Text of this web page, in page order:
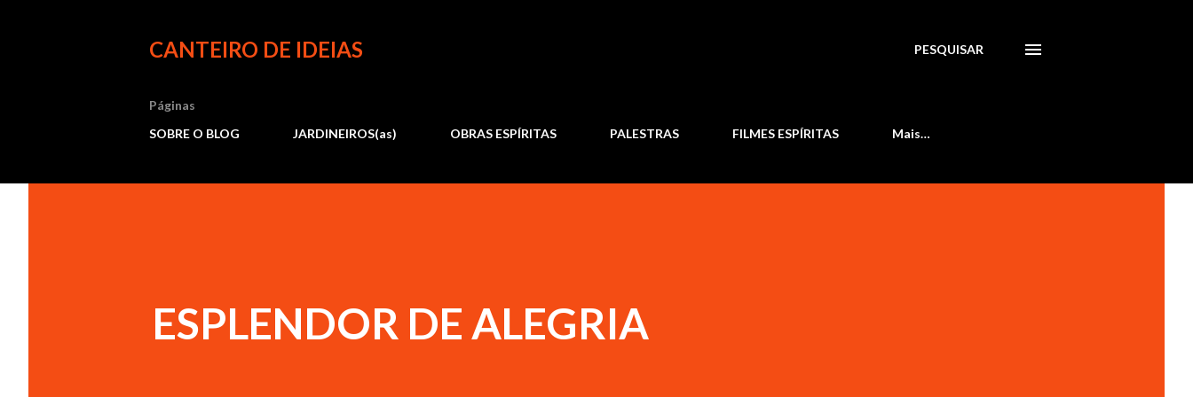
CANTEIRO DE IDEIAS PESQUISAR
Páginas
SOBRE O BLOG
JARDINEIROS(as) OBRAS ESPÍRITAS PALESTRAS FILMES ESPÍRITAS Mais…
ESPLENDOR DE ALEGRIA